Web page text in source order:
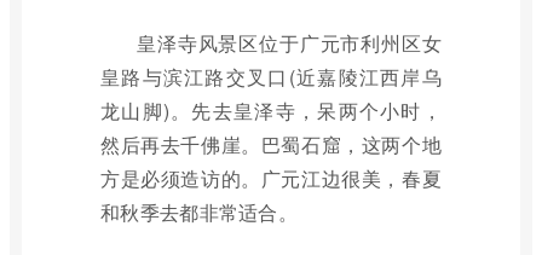
皇泽寺风景区位于广元市利州区女
皇路与滨江路交叉口(近嘉陵江西岸乌
龙山脚)。先去皇泽寺，呆两个小时，
然后再去千佛崖。巴蜀石窟，这两个地
方是必须造访的。广元江边很美，春夏
和秋季去都非常适合。